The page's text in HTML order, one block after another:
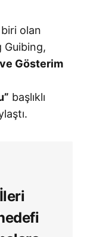
olan
Guibing,
Gösterim
başlıklı
.